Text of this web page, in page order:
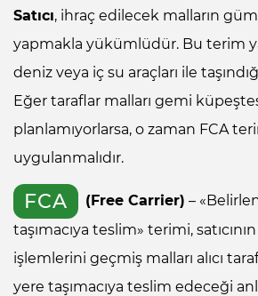
Satıcı, ihraç edilecek malların
yapmakla yükümlüdür. Bu terim
deniz veya iç su araçları ile
Eğer taraflar malları gemi
planlamıyorlarsa, o zaman FCA
uygulanmalıdır.
FCA (Free Carrier) –
taşımacıya teslim» terimi,
işlemlerini geçmiş malları alıcı
yere taşımacıya teslim edeceği